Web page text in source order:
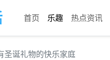
首页 乐趣 热点资讯
圣诞礼物的快乐家庭